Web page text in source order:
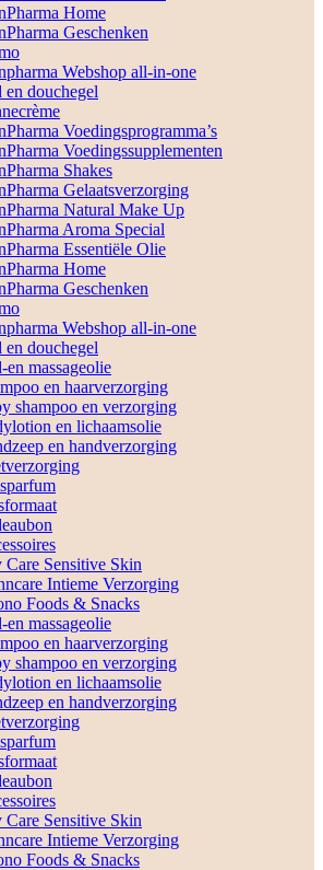
Home
Geschenken
Webshop all-in-one
en douchegel
Voedingsprogramma’s
Voedingssupplementen
Shakes
Gelaatsverzorging
Natural Make Up
Aroma Special
Essentiële Olie
Home
Geschenken
Webshop all-in-one
en douchegel
en massageolie
en haarverzorging
shampoo en verzorging
en lichaamsolie
en handverzorging
Care Sensitive Skin
Intieme Verzorging
Foods & Snacks
en massageolie
en haarverzorging
shampoo en verzorging
en lichaamsolie
en handverzorging
Care Sensitive Skin
Intieme Verzorging
Foods & Snacks